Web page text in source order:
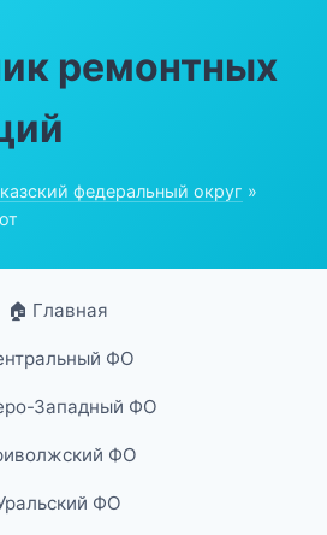
ремонтных
федеральный округ »
🏠 Главная
ФО
Западный ФО
ФО
ФО